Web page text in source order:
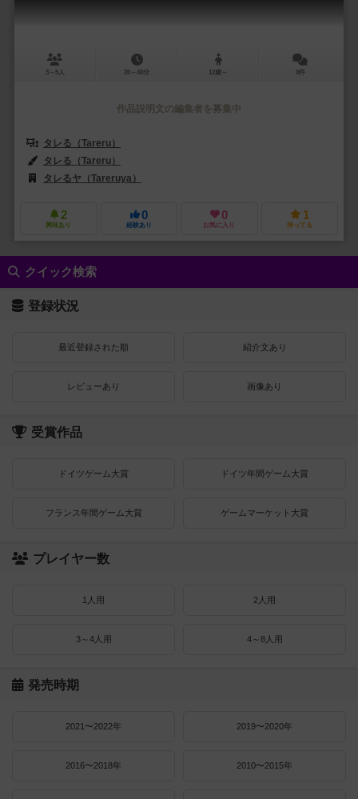
3～5人 20～40分 12歳～ 0件
作品説明文の編集者を募集中
タレる（Tareru）
タレる（Tareru）
タレるヤ（Tareruya）
2
興味あり
0
経験あり
0
お気に入り
1
持ってる
クイック検索
登録状況
最近登録された順 紹介文あり
レビューあり 画像あり
受賞作品
ドイツゲーム大賞 ドイツ年間ゲーム大賞
フランス年間ゲーム大賞 ゲームマーケット大賞
プレイヤー数
1人用 2人用
3～4人用 4～8人用
発売時期
2021〜2022年 2019〜2020年
2016〜2018年 2010〜2015年